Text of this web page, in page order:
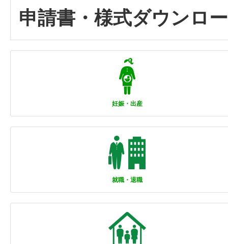
申請書・様式ダウンロ
妊娠・出産
就職・退職